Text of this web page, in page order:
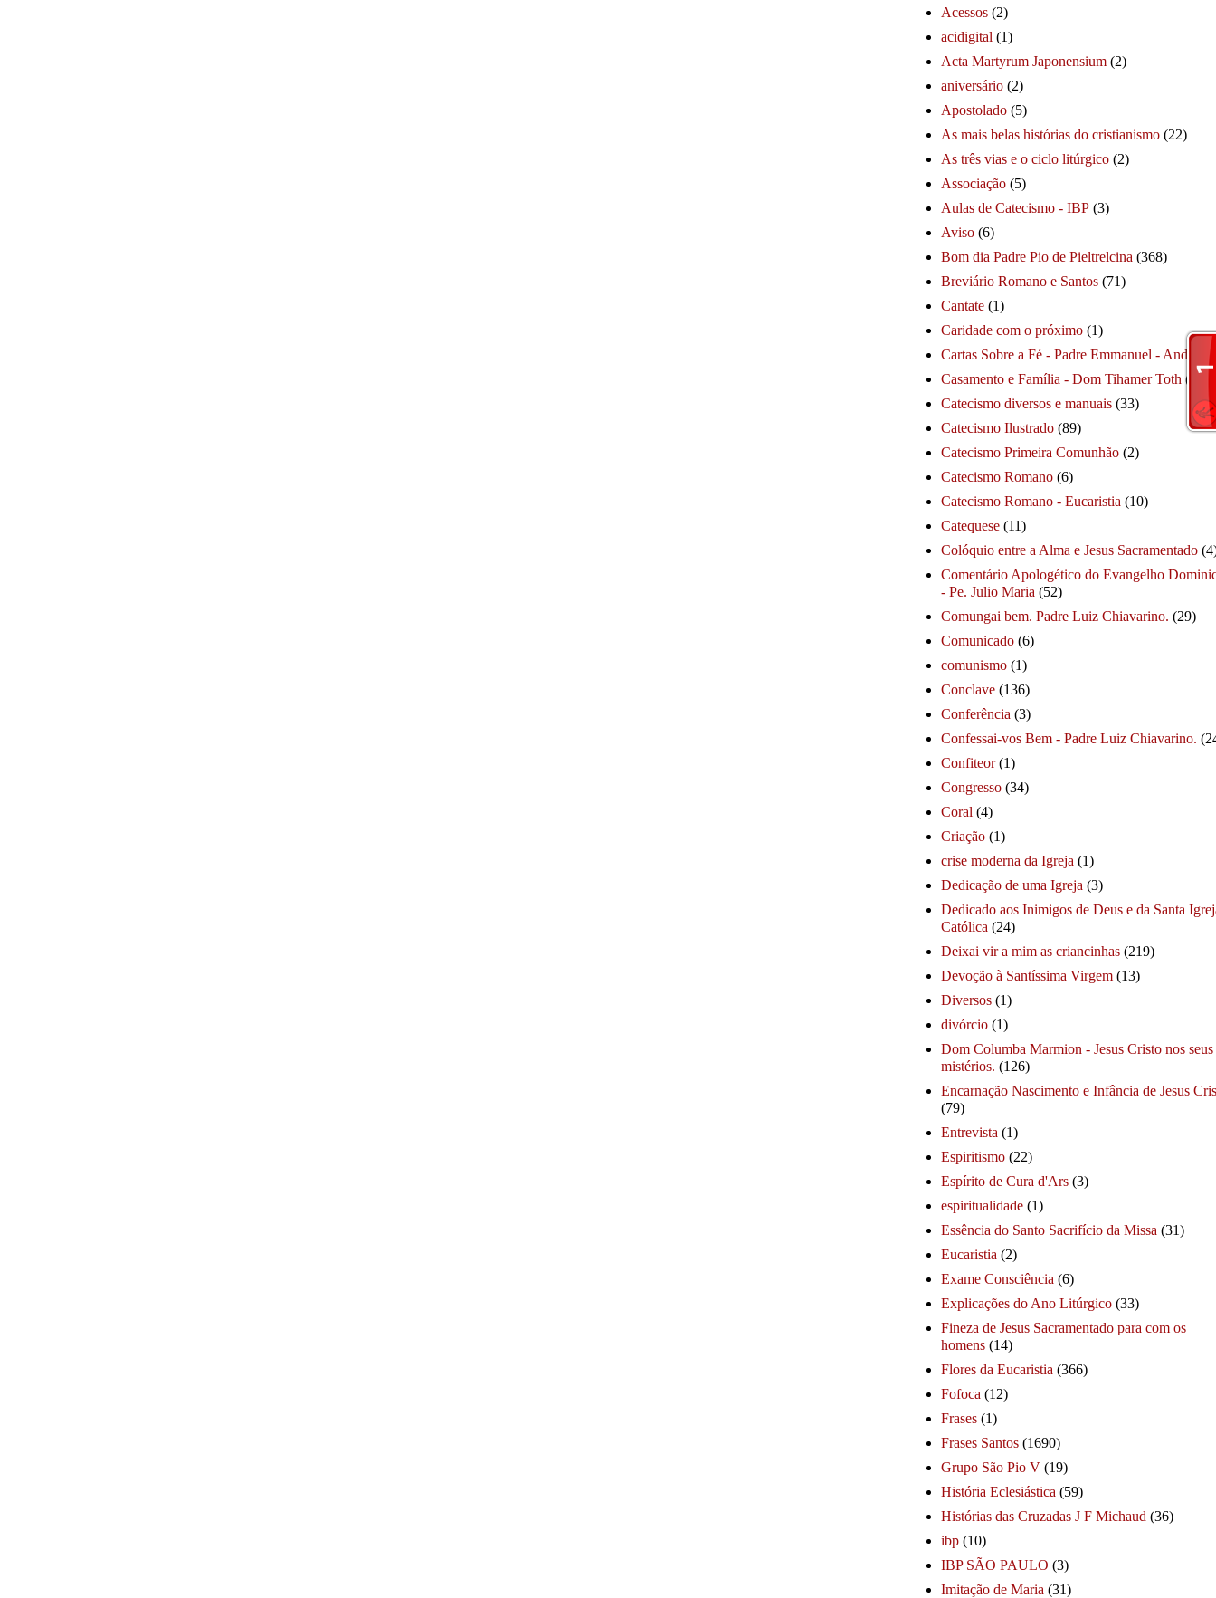
Acessos (2)
acidigital (1)
Acta Martyrum Japonensium (2)
aniversário (2)
Apostolado (5)
As mais belas histórias do cristianismo (22)
As três vias e o ciclo litúrgico (2)
Associação (5)
Aulas de Catecismo - IBP (3)
Aviso (6)
Bom dia Padre Pio de Pieltrelcina (368)
Breviário Romano e Santos (71)
Cantate (1)
Caridade com o próximo (1)
Cartas Sobre a Fé - Padre Emmanuel - André
Casamento e Família - Dom Tihamer Toth (115)
Catecismo diversos e manuais (33)
Catecismo Ilustrado (89)
Catecismo Primeira Comunhão (2)
Catecismo Romano (6)
Catecismo Romano - Eucaristia (10)
Catequese (11)
Colóquio entre a Alma e Jesus Sacramentado
Comentário Apologético do Evangelho
- Pe. Julio Maria (52)
Comungai bem. Padre Luiz Chiavarino. (29)
Comunicado (6)
comunismo (1)
Conclave (136)
Conferência (3)
Confessai-vos Bem - Padre Luiz Chiavarino.
Confiteor (1)
Congresso (34)
Coral (4)
Criação (1)
crise moderna da Igreja (1)
Dedicação de uma Igreja (3)
Dedicado aos Inimigos de Deus e da Santa
Católica (24)
Deixai vir a mim as criancinhas (219)
Devoção à Santíssima Virgem (13)
Diversos (1)
divórcio (1)
Dom Columba Marmion - Jesus Cristo nos seus
mistérios. (126)
Encarnação Nascimento e Infância de Jesus
(79)
Entrevista (1)
Espiritismo (22)
Espírito de Cura d'Ars (3)
espiritualidade (1)
Essência do Santo Sacrifício da Missa (31)
Eucaristia (2)
Exame Consciência (6)
Explicações do Ano Litúrgico (33)
Fineza de Jesus Sacramentado para com os
homens (14)
Flores da Eucaristia (366)
Fofoca (12)
Frases (1)
Frases Santos (1690)
Grupo São Pio V (19)
História Eclesiástica (59)
Histórias das Cruzadas J F Michaud (36)
ibp (10)
IBP SÃO PAULO (3)
Imitação de Maria (31)